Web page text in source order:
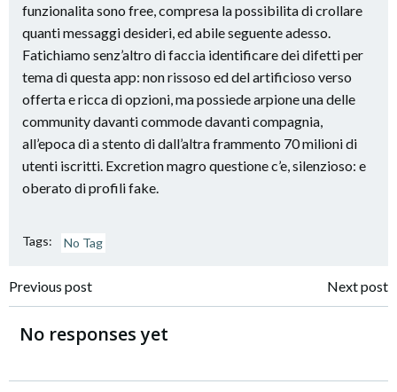
funzionalita sono free, compresa la possibilita di crollare
quanti messaggi desideri, ed abile seguente adesso.
Fatichiamo senz’altro di faccia identificare dei difetti per
tema di questa app: non rissoso ed del artificioso verso
offerta e ricca di opzioni, ma possiede arpione una delle
community davanti commode davanti compagnia,
all’epoca di a stento di dall’altra frammento 70 milioni di
utenti iscritti. Excretion magro questione c’e, silenzioso: e
oberato di profili fake.
Tags: No Tag
Navigazione
articoli
Previous post
Navigazione
Next post
No responses yet